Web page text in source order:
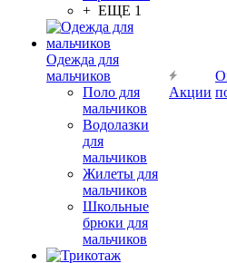
+ ЕЩЕ 1
Одежда для
мальчиков
Поло для
мальчиков
Водолазки
для
мальчиков
Жилеты для
мальчиков
Школьные
брюки для
мальчиков
Акции